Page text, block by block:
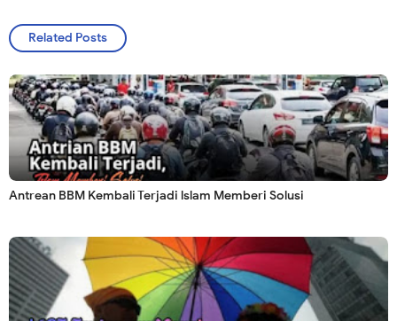
Related Posts
Antrean BBM Kembali Terjadi lslam Memberi Solusi